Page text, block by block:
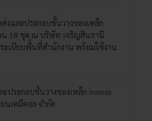
งและประกอบชั้นวางของเหล็ก
น 18 ชุด ณ บริษัท เจริญสินธานี
ะเบียบพื้นที่สำนักงาน พร้อมใช้งาน